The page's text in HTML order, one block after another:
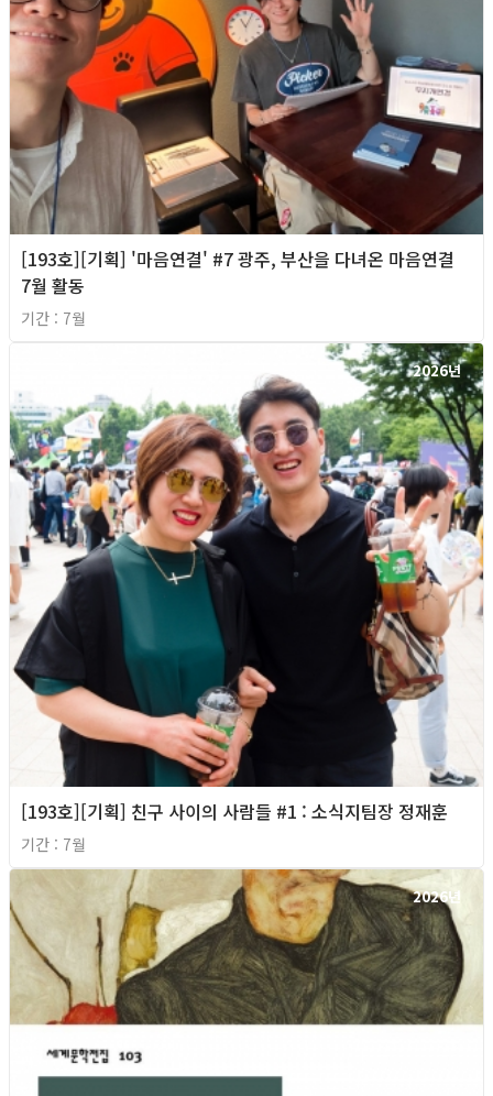
[193호][기획] '마음연결' #7 광주, 부산을 다녀온 마음연결
7월 활동
기간 : 7월
2026년
[193호][기획] 친구 사이의 사람들 #1 : 소식지팀장 정재훈
기간 : 7월
2026년